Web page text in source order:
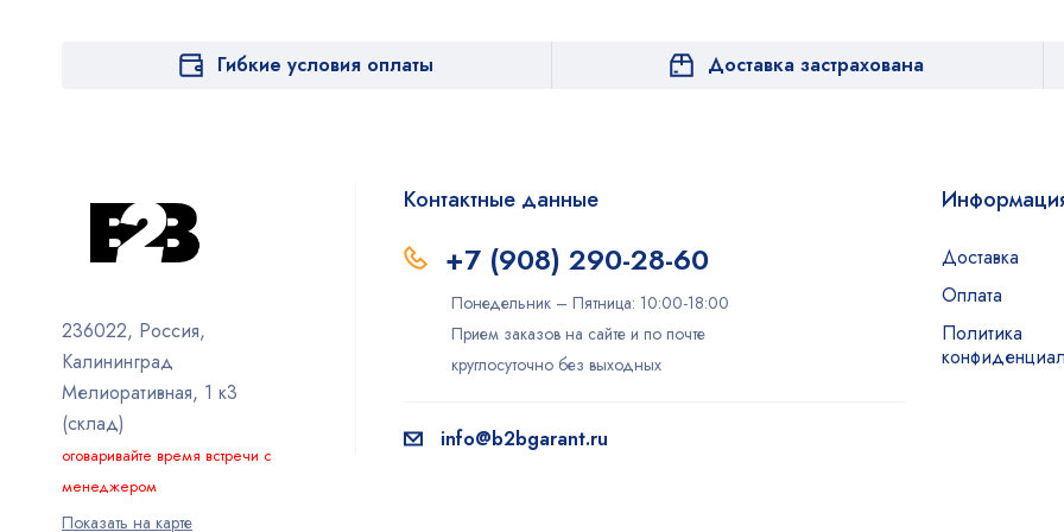
Гибкие условия оплаты Доставка застрахована
236022, Россия,
Калининград
Мелиоративная, 1 к3
(склад)
оговаривайте время встречи с
менеджером
Показать на карте
Контактные данные
+7 (908) 290-28-60
Понедельник – Пятница: 10:00-18:00
Прием заказов на сайте и по почте
круглосуточно без выходных
info@b2bgarant.ru
Доставка
Оплата
Политика